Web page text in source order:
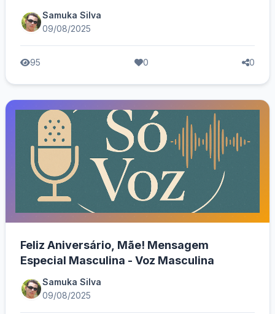
Samuka Silva
09/08/2025
95 0 0
Feliz Aniversário, Mãe! Mensagem
Especial Masculina - Voz Masculina
Samuka Silva
09/08/2025